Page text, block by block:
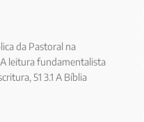
da Pastoral na
A leitura fundamentalista
51 3.1 A Bíblia
75 4.3 A reverência à
profético hoje, 100 6